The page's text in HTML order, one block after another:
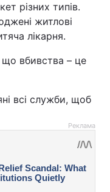
різних типів.
житлові
лікарня.
що вбивства – це
всі служби, щоб
Реклама